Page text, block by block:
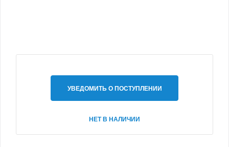
УВЕДОМИТЬ О ПОСТУПЛЕНИИ
НЕТ В НАЛИЧИИ